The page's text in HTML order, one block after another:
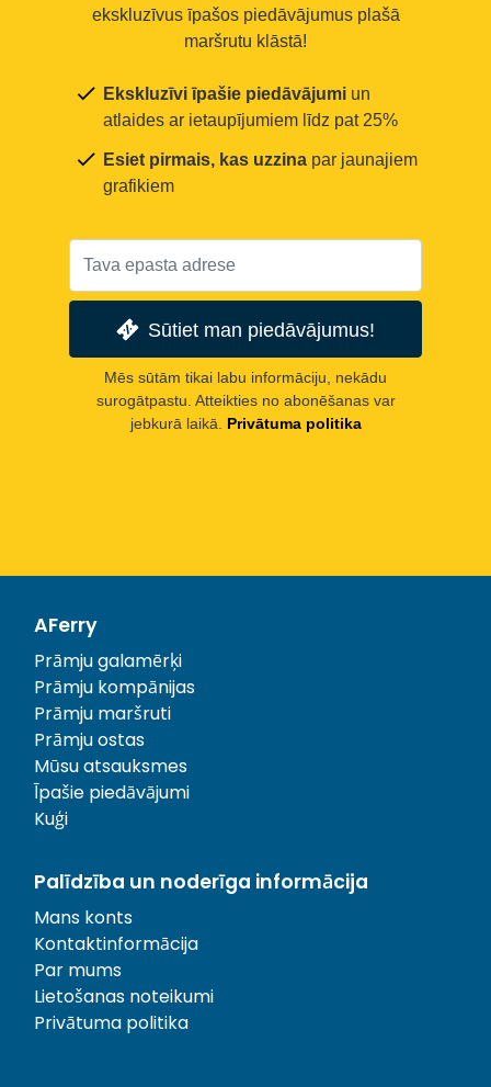
ekskluzīvus īpašos piedāvājumus plašā
maršrutu klāstā!
Ekskluzīvi īpašie piedāvājumi un
atlaides ar ietaupījumiem līdz pat 25%
Esiet pirmais, kas uzzina par jaunajiem
grafikiem
Sūtiet man piedāvājumus!
Mēs sūtām tikai labu informāciju, nekādu
surogātpastu. Atteikties no abonēšanas var
jebkurā laikā.
Privātuma politika
AFerry
Prāmju galamērķi
Prāmju kompānijas
Prāmju maršruti
Prāmju ostas
Mūsu atsauksmes
Īpašie piedāvājumi
Kuģi
Palīdzība un noderīga informācija
Mans konts
Kontaktinformācija
Par mums
Lietošanas noteikumi
Privātuma politika